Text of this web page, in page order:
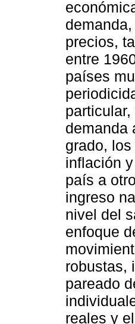
precios,
entre
países
demanda
grado,
inflación
país a
ingreso
nivel del
enfoque
robustas,
pareado
reales y